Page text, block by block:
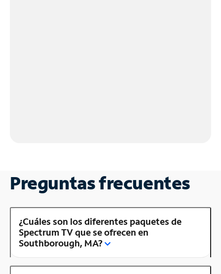
Preguntas frecuentes
¿Cuáles son los diferentes paquetes de
Spectrum TV que se ofrecen en
Southborough, MA?